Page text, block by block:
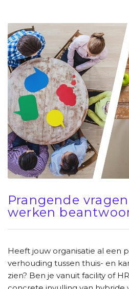
Prangende
werken
Heeft jouw organisatie al een
verhouding tussen thuis- en
zien? Ben je vanuit facility of